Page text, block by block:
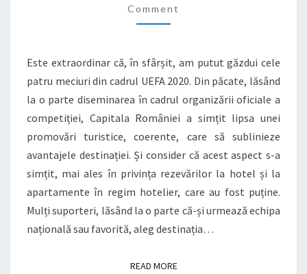
ÎN
URMA
EUROPEAN
DE
FOTBAL
UEFA
2020
Comment
Este extraordinar că, în sfârșit, am putut găzdui cele
patru meciuri din cadrul UEFA 2020. Din păcate, lăsând
la o parte diseminarea în cadrul organizării oficiale a
competiției, Capitala României a simțit lipsa unei
promovări turistice, coerente, care să sublinieze
avantajele destinației. Și consider că acest aspect s-a
simțit, mai ales în privința rezevărilor la hotel și la
apartamente în regim hotelier, care au fost puține.
Mulți suporteri, lăsând la o parte că-și urmează echipa
națională sau favorită, aleg destinația…
READ MOREREAD MORE